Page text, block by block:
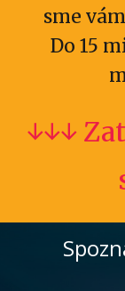
sme
Do 15
↓↓↓